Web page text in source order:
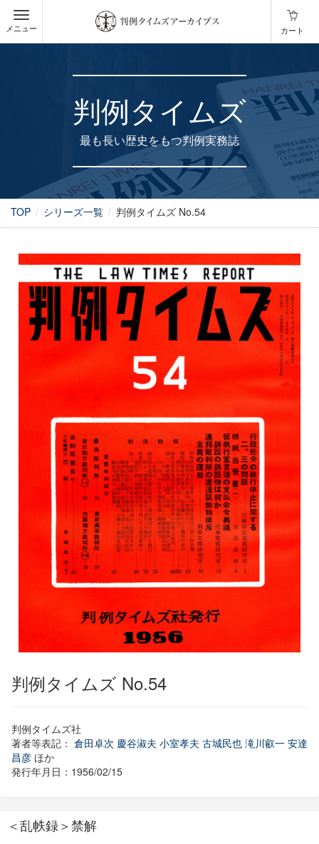
メニュー カート
判例タイムズ
最も長い歴史をもつ判例実務誌
TOP シリーズ一覧 判例タイムズ No.54
判例タイムズ No.54
判例タイムズ社
著者等表記： 倉田卓次 慶谷淑夫 小室孝夫 古城民也 滝川叡一 安達
昌彦 ほか
発行年月日：1956/02/15
＜乱帙録＞禁解